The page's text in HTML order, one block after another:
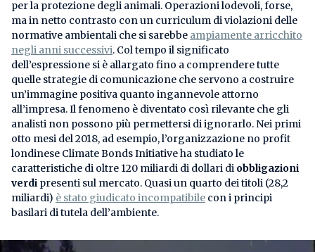
per la protezione degli animali. Operazioni lodevoli, forse,
ma in netto contrasto con un curriculum di violazioni delle
normative ambientali che si sarebbe ampiamente arricchito
negli anni successivi. Col tempo il significato
dell’espressione si è allargato fino a comprendere tutte
quelle strategie di comunicazione che servono a costruire
un’immagine positiva quanto ingannevole attorno
all’impresa. Il fenomeno è diventato così rilevante che gli
analisti non possono più permettersi di ignorarlo. Nei primi
otto mesi del 2018, ad esempio, l’organizzazione no profit
londinese Climate Bonds Initiative ha studiato le
caratteristiche di oltre 120 miliardi di dollari di obbligazioni
verdi presenti sul mercato. Quasi un quarto dei titoli (28,2
miliardi) è stato giudicato incompatibile con i principi
basilari di tutela dell’ambiente.